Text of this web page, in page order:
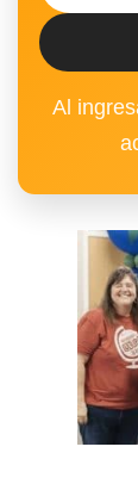
Al